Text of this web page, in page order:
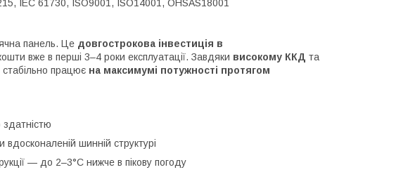
IEC 61730, ISO9001, ISO14001, OHSAS18001
панель. Це довгострокова інвестиція в
вже в перші 3–4 роки експлуатації. Завдяки високому ККД та
працює на максимумі потужності протягом
вдосконаленій шинній структурі
— до 2–3°C нижче в пікову погоду